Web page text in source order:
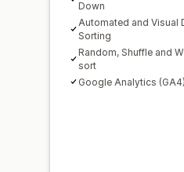
Down
Automated and Visual
Sorting
Random, Shuffle and
sort
Google Analytics